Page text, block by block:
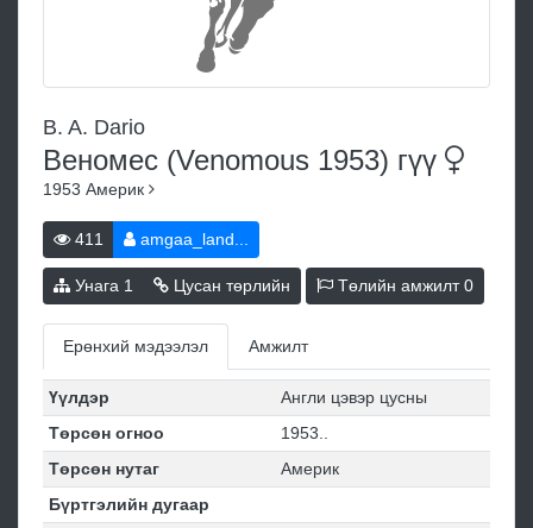
B. A. Dario
Веномес (Venomous 1953) гүү
1953 Америк
411 amgaa_land...
Унага 1 Цусан төрлийн Төлийн амжилт0
Ерөнхий мэдээлэл Амжилт
Үүлдэр
Англи цэвэр цусны
Төрсөн огноо
1953..
Төрсөн нутаг
Америк
Бүртгэлийн дугаар